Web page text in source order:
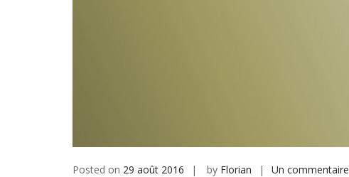
Posted on 29 août 2016 by Florian Un commentaire